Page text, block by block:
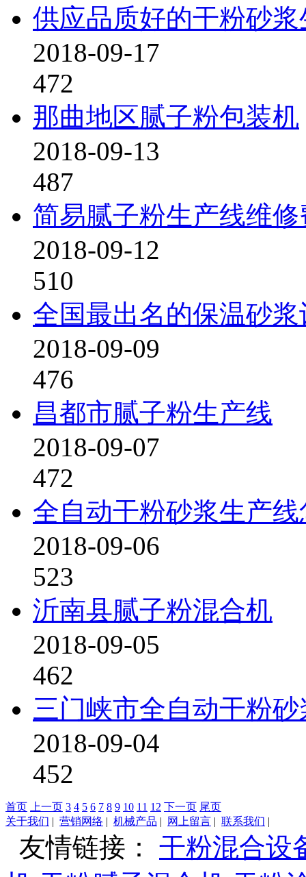
供应品质好的干粉砂
2018-09-17
472
那曲地区腻子粉包装机
2018-09-13
487
简易腻子粉生产线维
2018-09-12
510
全国最出名的保温砂浆
2018-09-09
476
昌都市腻子粉生产线
2018-09-07
472
全自动干粉砂浆生产
2018-09-06
523
沂南县腻子粉混合机
2018-09-05
462
三门峡市全自动干粉
2018-09-04
452
首页 上一页 3 4 5 6 7 8 9 10 11 12 下一页 尾页
关于我们 | 营销网络 | 机械产品 | 网上留言 | 联系我们 |
友情链接： 干粉混合设